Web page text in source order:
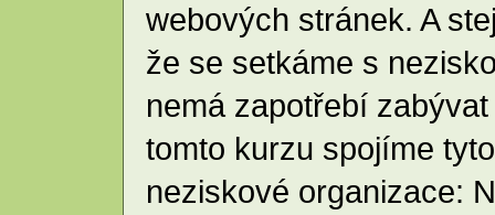
webových stránek. A
že se setkáme s
nemá zapotřebí
tomto kurzu spojíme
neziskové organizace: